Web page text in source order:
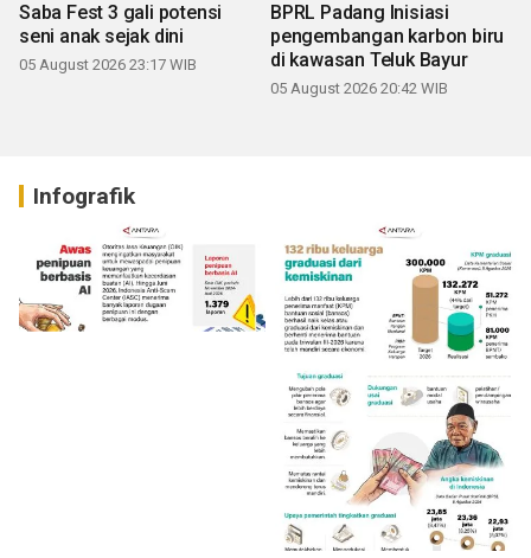
Saba Fest 3 gali potensi
seni anak sejak dini
05 August 2026 23:17 WIB
BPRL Padang Inisiasi
pengembangan karbon biru
di kawasan Teluk Bayur
05 August 2026 20:42 WIB
Infografik